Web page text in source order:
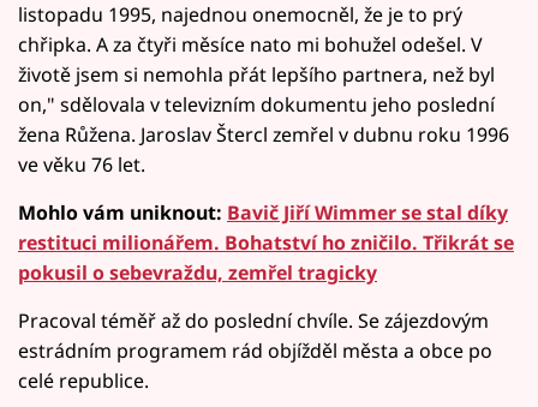
listopadu 1995, najednou onemocněl, že je to prý
chřipka. A za čtyři měsíce nato mi bohužel odešel. V
životě jsem si nemohla přát lepšího partnera, než byl
on," sdělovala v televizním dokumentu jeho poslední
žena Růžena. Jaroslav Štercl zemřel v dubnu roku 1996
ve věku 76 let.
Mohlo vám uniknout: Bavič Jiří Wimmer se stal díky
restituci milionářem. Bohatství ho zničilo. Třikrát se
pokusil o sebevraždu, zemřel tragicky
Pracoval téměř až do poslední chvíle. Se zájezdovým
estrádním programem rád objížděl města a obce po
celé republice.